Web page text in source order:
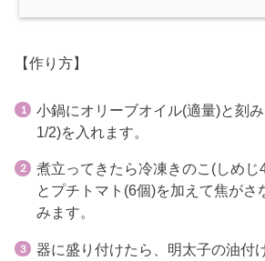
【作り方】
小鍋にオリーブオイル(適量)と刻
1/2)を入れます。
煮立ってきたら冷凍きのこ(しめ
とプチトマト(6個)を加えて焦がさ
みます。
器に盛り付けたら、明太子の油付